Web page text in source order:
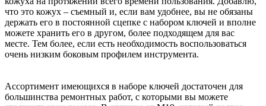
что это кожух – съемный и, если вам удобнее, вы не обязаны
держать его в постоянной сцепке с набором ключей и вполне
можете хранить его в другом, более подходящем для вас
месте. Тем более, если есть необходимость воспользоваться
очень низким боковым профилем инструмента.
Ассортимент имеющихся в наборе ключей достаточен для
большинства ремонтных работ, с которыми вы можете